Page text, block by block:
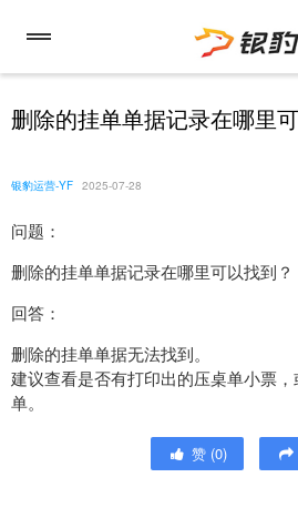
删除的挂单单据记录在哪里
银豹运营-YF 2025-07-28
问题：
删除的挂单单据记录在哪里可以找到？
回答：
删除的挂单单据无法找到。
建议查看是否有打印出的压桌单小票
单。
赞 (0)